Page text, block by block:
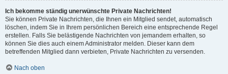
Ich bekomme ständig unerwünschte Private Nachrichten!
Sie können Private Nachrichten, die Ihnen ein Mitglied sendet, automatisch
löschen, indem Sie in Ihrem persönlichen Bereich eine entsprechende Regel
erstellen. Falls Sie belästigende Nachrichten von jemandem erhalten, so
können Sie dies auch einem Administrator melden. Dieser kann dem
betreffenden Mitglied dann verbieten, Private Nachrichten zu versenden.
Nach oben